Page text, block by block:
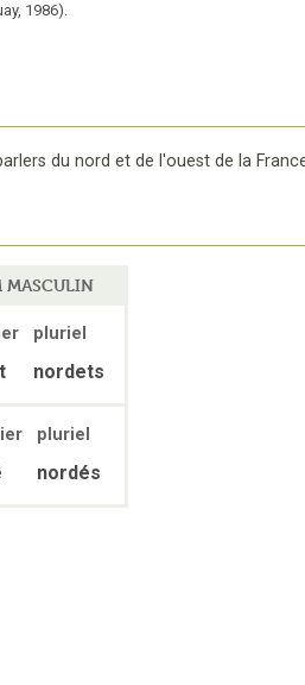
1986).
du nord et de l'ouest de la
MASCULIN
pluriel
nordets
pluriel
nordés